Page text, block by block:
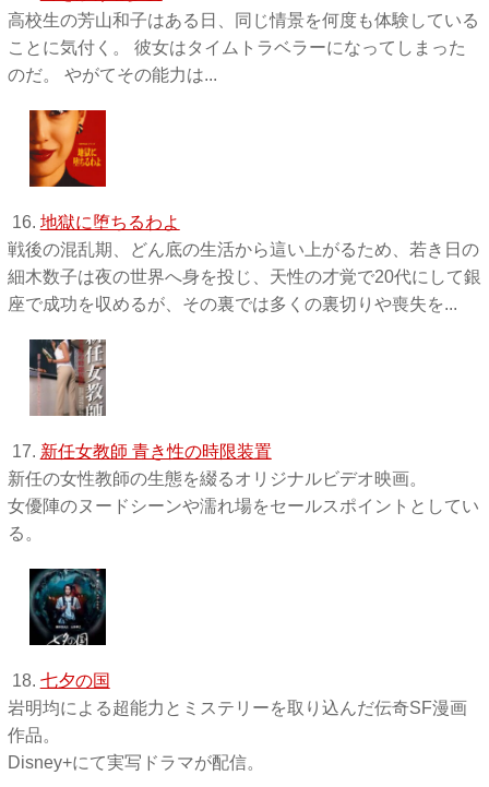
高校生の芳山和子はある日、同じ情景を何度も体験している
ことに気付く。 彼女はタイムトラベラーになってしまった
のだ。 やがてその能力は...
16. 地獄に堕ちるわよ
戦後の混乱期、どん底の生活から這い上がるため、若き日の
細木数子は夜の世界へ身を投じ、天性の才覚で20代にして銀
座で成功を収めるが、その裏では多くの裏切りや喪失を...
17. 新任女教師 青き性の時限装置
新任の女性教師の生態を綴るオリジナルビデオ映画。
女優陣のヌードシーンや濡れ場をセールスポイントとしてい
る。
18. 七夕の国
岩明均による超能力とミステリーを取り込んだ伝奇SF漫画
作品。
Disney+にて実写ドラマが配信。